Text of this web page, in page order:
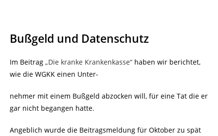
Bußgeld und Datenschutz
Im Beitrag „Die kranke Krankenkasse“ haben wir berichtet,
wie die WGKK einen Unter-
nehmer mit einem Bußgeld abzocken will, für eine Tat die er
gar nicht begangen hatte.
Angeblich wurde die Beitragsmeldung für Oktober zu spät